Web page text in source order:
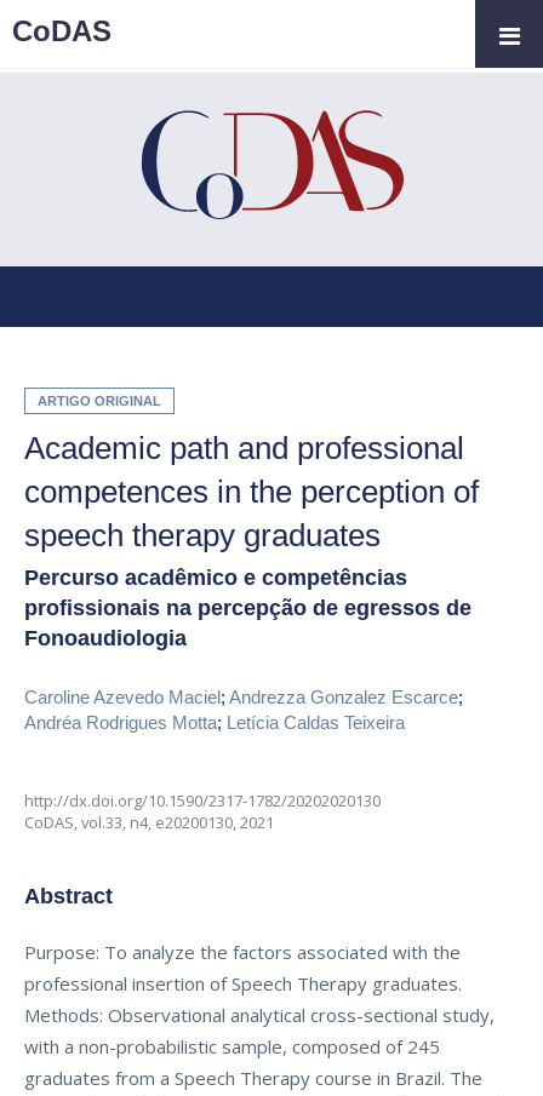
ARTIGO ORIGINAL
Academic path and professional
competences in the perception of
speech therapy graduates
Percurso acadêmico e competências
profissionais na percepção de egressos de
Fonoaudiologia
Caroline Azevedo Maciel; Andrezza Gonzalez Escarce;
Andréa Rodrigues Motta; Letícia Caldas Teixeira
http://dx.doi.org/10.1590/2317-1782/20202020130
CoDAS,vol.33, n4, e20200130, 2021
Abstract
Purpose: To analyze the factors associated with the
professional insertion of Speech Therapy graduates.
Methods: Observational analytical cross-sectional study,
with a non-probabilistic sample, composed of 245
graduates from a Speech Therapy course in Brazil. The
CoDAS